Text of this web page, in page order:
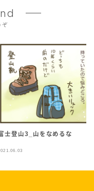
ぞ
士登山3_山をなめるな